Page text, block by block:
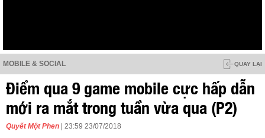
MOBILE & SOCIAL QUAY LẠI
Điểm qua 9 game mobile cực hấp dẫn
mới ra mắt trong tuần vừa qua (P2)
Quyết Một Phen | 23:59 23/07/2018